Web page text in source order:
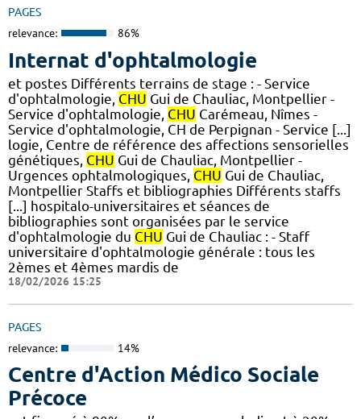
PAGES
relevance: 86%
Internat d'ophtalmologie
et postes Différents terrains de stage : - Service
d'ophtalmologie, CHU Gui de Chauliac, Montpellier -
Service d'ophtalmologie, CHU Carémeau, Nîmes -
Service d'ophtalmologie, CH de Perpignan - Service [...]
logie, Centre de référence des affections sensorielles
génétiques, CHU Gui de Chauliac, Montpellier -
Urgences ophtalmologiques, CHU Gui de Chauliac,
Montpellier Staffs et bibliographies Différents staffs
[...] hospitalo-universitaires et séances de
bibliographies sont organisées par le service
d'ophtalmologie du CHU Gui de Chauliac : - Staff
universitaire d'ophtalmologie générale : tous les
2èmes et 4èmes mardis de
18/02/2026 15:25
PAGES
relevance: 14%
Centre d'Action Médico Sociale
Précoce